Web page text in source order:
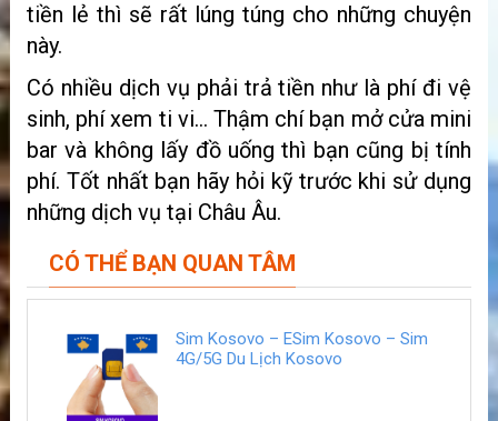
tiền lẻ thì sẽ rất lúng túng cho những chuyện
này.
Có nhiều dịch vụ phải trả tiền như là phí đi vệ
sinh, phí xem ti vi… Thậm chí bạn mở cửa mini
bar và không lấy đồ uống thì bạn cũng bị tính
phí. Tốt nhất bạn hãy hỏi kỹ trước khi sử dụng
những dịch vụ tại Châu Âu.
CÓ THỂ BẠN QUAN TÂM
Sim Kosovo – ESim Kosovo – Sim
4G/5G Du Lịch Kosovo